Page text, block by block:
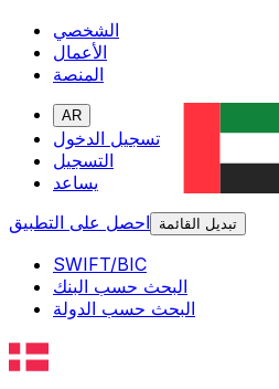
الشخصي
الأعمال
المنصة
AR
تسجيل الدخول
التسجيل
يساعد
احصل على التطبيق
تبديل القائمة
SWIFT/BIC
البحث حسب البنك
البحث حسب الدولة